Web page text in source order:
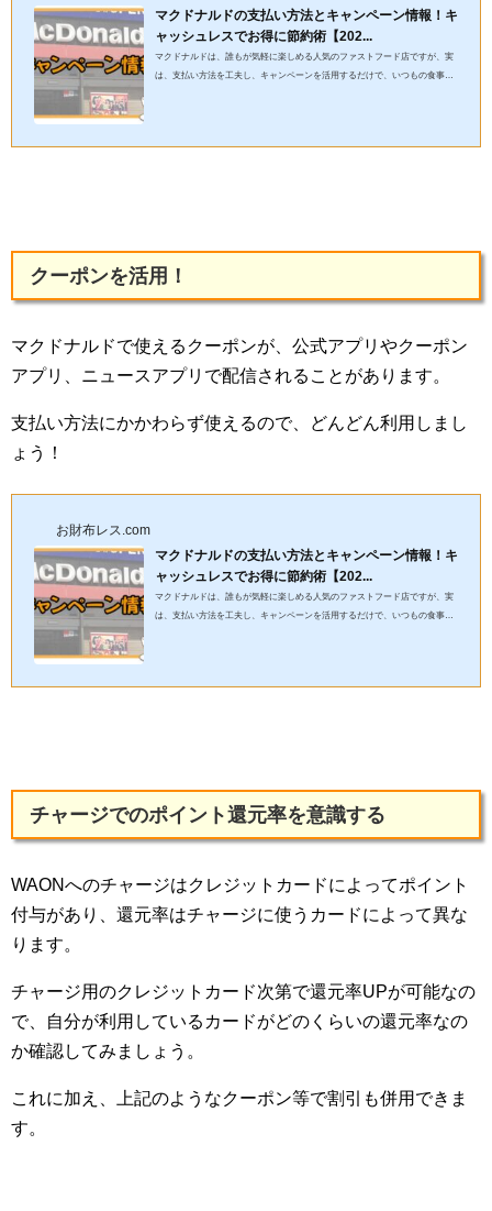
マクドナルドの支払い方法とキャンペーン情報！キ
ャッシュレスでお得に節約術【202...
マクドナルドは、誰もが気軽に楽しめる人気のファストフード店ですが、実
は、支払い方法を工夫し、キャンペーンを活用するだけで、いつもの食事が
クーポンを活用！
マクドナルドで使えるクーポンが、公式アプリやクーポン
アプリ、ニュースアプリで配信されることがあります。
支払い方法にかかわらず使えるので、どんどん利用しまし
ょう！
お財布レス.com
マクドナルドの支払い方法とキャンペーン情報！キ
ャッシュレスでお得に節約術【202...
マクドナルドは、誰もが気軽に楽しめる人気のファストフード店ですが、実
は、支払い方法を工夫し、キャンペーンを活用するだけで、いつもの食事が
チャージでのポイント還元率を意識する
WAONへのチャージはクレジットカードによってポイント
付与があり、還元率はチャージに使うカードによって異な
ります。
チャージ用のクレジットカード次第で還元率UPが可能なの
で、自分が利用しているカードがどのくらいの還元率なの
か確認してみましょう。
これに加え、上記のようなクーポン等で割引も併用できま
す。